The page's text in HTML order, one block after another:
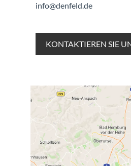
info@denfeld.de
KONTAKTIEREN SIE